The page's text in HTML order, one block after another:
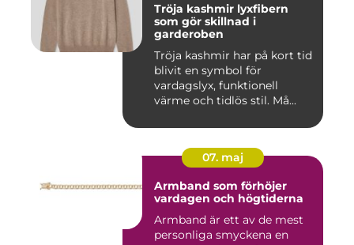
Tröja kashmir lyxfibern
som gör skillnad i
garderoben
Tröja kashmir har på kort tid
blivit en symbol för
vardagslyx, funktionell
värme och tidlös stil. Må...
07. maj
Armband som förhöjer
vardagen och högtiderna
Armband är ett av de mest
personliga smyckena en